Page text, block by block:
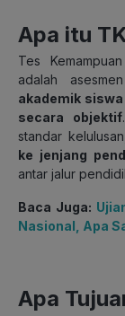
Apa itu
Tes
adalah
akademik siswa
secara objektif
standar
ke jenjang
antar jalur
Baca Juga:
Nasional, Apa
Apa